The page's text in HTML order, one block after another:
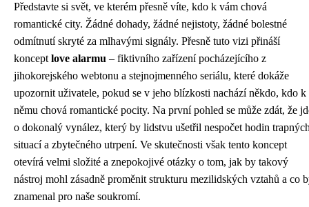
Představte si svět, ve kterém přesně víte, kdo k vám chová
romantické city. Žádné dohady, žádné nejistoty, žádné bolestné
odmítnutí skryté za mlhavými signály. Přesně tuto vizi přináší
koncept love alarmu – fiktivního zařízení pocházejícího z
jihokorejského webtonu a stejnojmenného seriálu, které dokáže
upozornit uživatele, pokud se v jeho blízkosti nachází někdo, kdo k
němu chová romantické pocity. Na první pohled se může zdát, že
o dokonalý vynález, který by lidstvu ušetřil nespočet hodin
situací a zbytečného utrpení. Ve skutečnosti však tento koncept
otevírá velmi složité a znepokojivé otázky o tom, jak by takový
nástroj mohl zásadně proměnit strukturu mezilidských vztahů a co
znamenal pro naše soukromí.